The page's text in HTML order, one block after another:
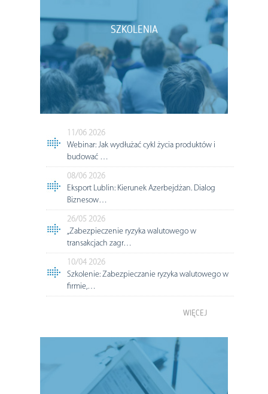
SZKOLENIA
11/06 2026
Webinar: Jak wydłużać cykl życia produktów i
budować …
08/06 2026
Eksport Lublin: Kierunek Azerbejdżan. Dialog
Biznesow…
26/05 2026
„Zabezpieczenie ryzyka walutowego w
transakcjach zagr…
10/04 2026
Szkolenie: Zabezpieczanie ryzyka walutowego w
firmie,…
WIĘCEJ